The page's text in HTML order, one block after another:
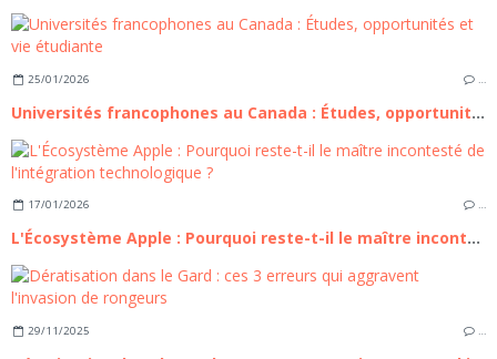
25/01/2026 …
Universités francophones au Canada : Études, opportunités et vie étudiante
17/01/2026 …
L'Écosystème Apple : Pourquoi reste-t-il le maître incontesté de l'intégration technologique ?
29/11/2025 …